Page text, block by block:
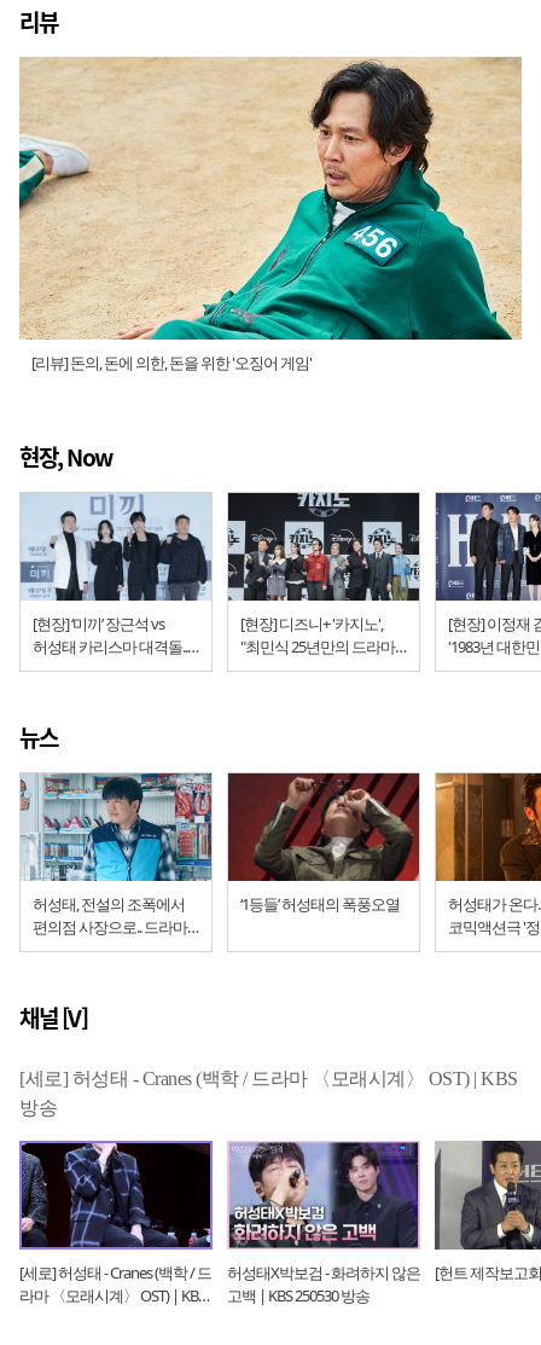
리뷰
[리뷰] 돈의, 돈에 의한, 돈을 위한 '오징어 게임'
현장, Now
[현장] ‘미끼’ 장근석 vs
허성태 카리스마 대격돌...
“조희팔은 살아있다?”
[현장] 디즈니+ '카지노',
"최민식 25년만의 드라마,
손석구의 신작, 이동휘의
[현장] 이정재
'1983년 대한
+전쟁', 영
뉴스
허성태, 전설의 조폭에서
편의점 사장으로.. 드라마
'오십프로'
‘1등들’ 허성태의 폭풍오열
허성태가 온다..
코믹액션극 '
채널 [V]
[세로] 허성태 - Cranes (백학 / 드라마 〈모래시계〉 OST) | KBS
방송
[세로] 허성태 - Cranes (백학 / 드
라마 〈모래시계〉 OST) | KBS
허성태X박보검 - 화려하지 않은
고백 | KBS 250530 방송
[헌트 제작보고